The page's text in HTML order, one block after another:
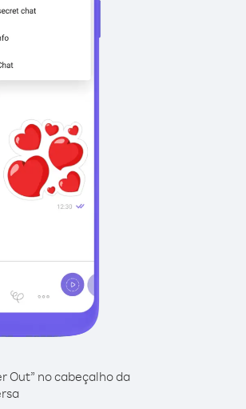
Out” no cabeçalho da